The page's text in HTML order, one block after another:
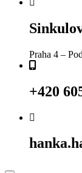
Praha 4 –
+420